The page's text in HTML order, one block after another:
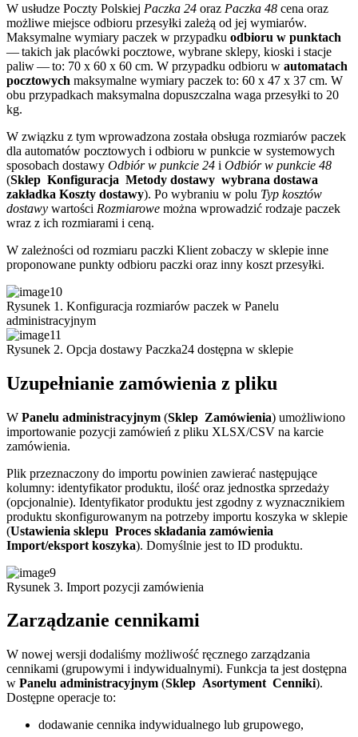
W usłudze Poczty Polskiej Paczka 24 oraz Paczka 48 cena oraz
możliwe miejsce odbioru przesyłki zależą od jej wymiarów.
Maksymalne wymiary paczek w przypadku odbioru w punktach
— takich jak placówki pocztowe, wybrane sklepy, kioski i stacje
paliw — to: 70 x 60 x 60 cm. W przypadku odbioru w automatach
pocztowych maksymalne wymiary paczek to: 60 x 47 x 37 cm. W
obu przypadkach maksymalna dopuszczalna waga przesyłki to 20
kg.
W związku z tym wprowadzona została obsługa rozmiarów paczek
dla automatów pocztowych i odbioru w punkcie w systemowych
sposobach dostawy Odbiór w punkcie 24 i Odbiór w punkcie 48
(Sklep Konfiguracja Metody dostawy wybrana dostawa
zakładka Koszty dostawy). Po wybraniu w polu Typ kosztów
dostawy wartości Rozmiarowe można wprowadzić rodzaje paczek
wraz z ich rozmiarami i ceną.
W zależności od rozmiaru paczki Klient zobaczy w sklepie inne
proponowane punkty odbioru paczki oraz inny koszt przesyłki.
Rysunek 1. Konfiguracja rozmiarów paczek w Panelu
administracyjnym
Rysunek 2. Opcja dostawy Paczka24 dostępna w sklepie
Uzupełnianie zamówienia z pliku
W Panelu administracyjnym (Sklep Zamówienia) umożliwiono
importowanie pozycji zamówień z pliku XLSX/CSV na karcie
zamówienia.
Plik przeznaczony do importu powinien zawierać następujące
kolumny: identyfikator produktu, ilość oraz jednostka sprzedaży
(opcjonalnie). Identyfikator produktu jest zgodny z wyznacznikiem
produktu skonfigurowanym na potrzeby importu koszyka w sklepie
(Ustawienia sklepu Proces składania zamówienia
Import/eksport koszyka). Domyślnie jest to ID produktu.
Rysunek 3. Import pozycji zamówienia
Zarządzanie cennikami
W nowej wersji dodaliśmy możliwość ręcznego zarządzania
cennikami (grupowymi i indywidualnymi). Funkcja ta jest dostępna
w Panelu administracyjnym (Sklep Asortyment Cenniki).
Dostępne operacje to:
dodawanie cennika indywidualnego lub grupowego,